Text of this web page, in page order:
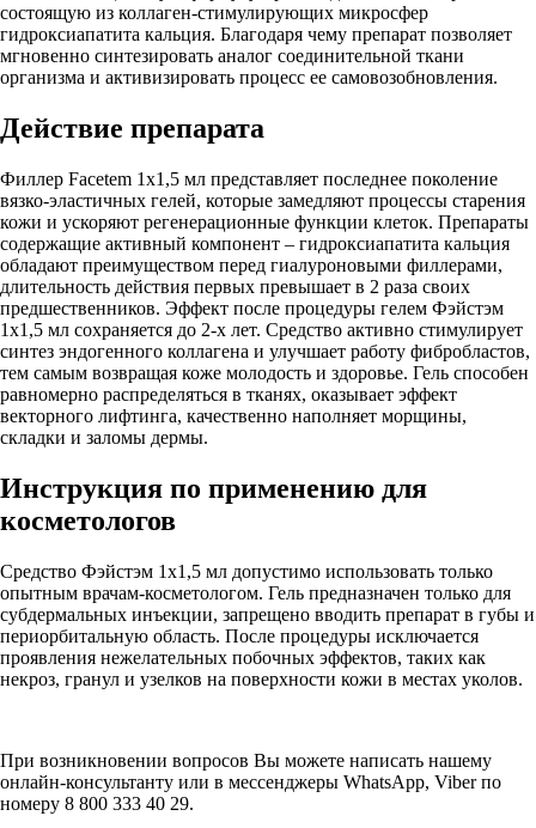
состоящую из коллаген-стимулирующих микросфер
гидроксиапатита кальция. Благодаря чему препарат позволяет
мгновенно синтезировать аналог соединительной ткани
организма и активизировать процесс ее самовозобновления.
Действие препарата
Филлер Facetem 1x1,5 мл представляет последнее поколение
вязко-эластичных гелей, которые замедляют процессы старения
кожи и ускоряют регенерационные функции клеток. Препараты
содержащие активный компонент – гидроксиапатита кальция
обладают преимуществом перед гиалуроновыми филлерами,
длительность действия первых превышает в 2 раза своих
предшественников. Эффект после процедуры гелем Фэйстэм
1x1,5 мл сохраняется до 2-х лет. Средство активно стимулирует
синтез эндогенного коллагена и улучшает работу фибробластов,
тем самым возвращая коже молодость и здоровье. Гель способен
равномерно распределяться в тканях, оказывает эффект
векторного лифтинга, качественно наполняет морщины,
складки и заломы дермы.
Инструкция по применению для
косметологов
Средство Фэйстэм 1x1,5 мл допустимо использовать только
опытным врачам-косметологом. Гель предназначен только для
субдермальных инъекции, запрещено вводить препарат в губы и
периорбитальную область. После процедуры исключается
проявления нежелательных побочных эффектов, таких как
некроз, гранул и узелков на поверхности кожи в местах уколов.
При возникновении вопросов Вы можете написать нашему
онлайн-консультанту или в мессенджеры WhatsApp, Viber по
номеру 8 800 333 40 29.